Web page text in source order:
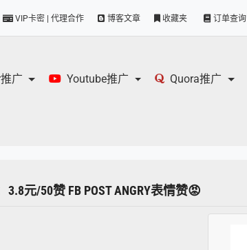
VIP卡密 | 代理合作 博客文章 收藏夹 订单查询
广 Youtube推广 Quora推广
3.8元/50赞 FB POST ANGRY表情赞😡